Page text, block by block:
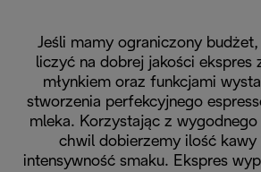
Jeśli mamy ograniczony
liczyć na dobrej jakości ekspres
młynkiem oraz funkcjami
stworzenia perfekcyjnego
mleka. Korzystając z wygodnego
chwil dobierzemy ilość kawy
intensywność smaku. Ekspres